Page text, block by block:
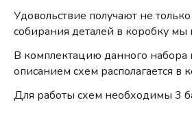
Удовольствие получают не
собирания деталей в коробку
В комплектацию данного набора
описанием схем располагается
Для работы схем необходимы 3